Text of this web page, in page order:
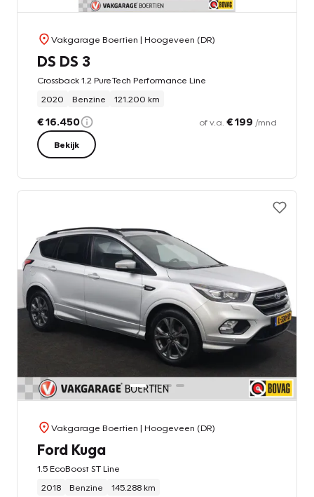
Vakgarage Boertien | Hoogeveen (DR)
DS DS 3
Crossback 1.2 PureTech Performance Line
2020
Benzine 121.200 km
€ 16.450 of v.a. € 199 /mnd
Bekijk
Vakgarage Boertien | Hoogeveen (DR)
Ford Kuga
1.5 EcoBoost ST Line
2018
Benzine 145.288 km